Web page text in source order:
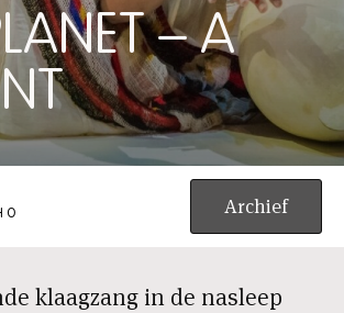
– A
Archief
klaagzang in de nasleep